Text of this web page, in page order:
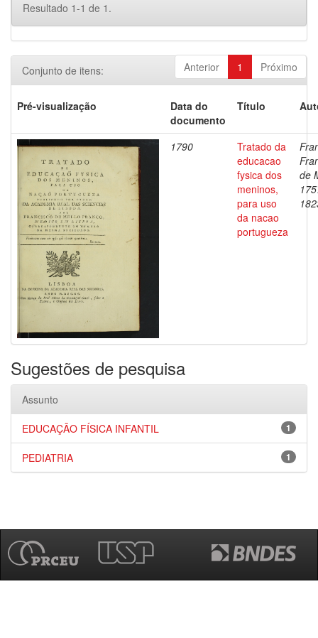
Resultado 1-1 de 1.
Anterior 1 Próximo
Conjunto de itens:
Pré-visualização
Data do
documento
Título
1790
Tratado da
educacao
fysica dos
meninos,
para uso
da nacao
portugueza
de
Sugestões de pesquisa
Assunto
1
EDUCAÇÃO FÍSICA INFANTIL
1
PEDIATRIA